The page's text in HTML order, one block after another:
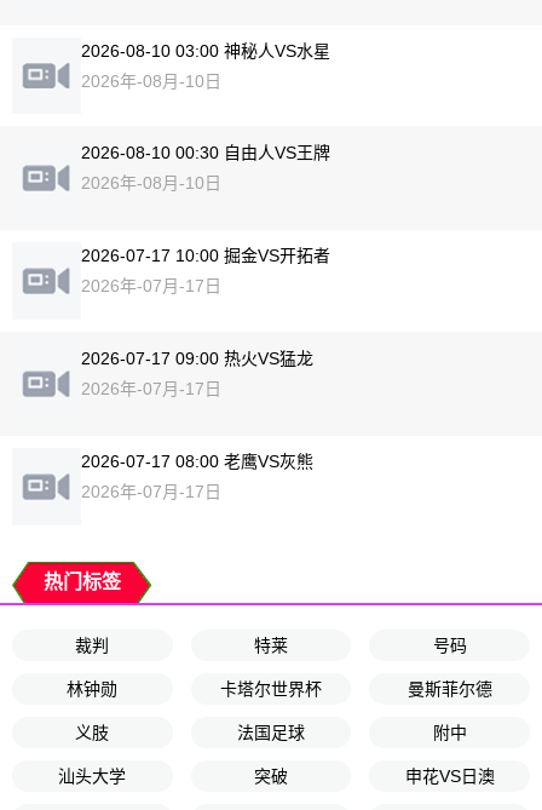
2026-08-10 03:00 神秘人VS水星
2026年-08月-10日
2026-08-10 00:30 自由人VS王牌
2026年-08月-10日
2026-07-17 10:00 掘金VS开拓者
2026年-07月-17日
2026-07-17 09:00 热火VS猛龙
2026年-07月-17日
2026-07-17 08:00 老鹰VS灰熊
2026年-07月-17日
热门标签
裁判 特莱 号码
林钟勋 卡塔尔世界杯 曼斯菲尔德
义肢 法国足球 附中
汕头大学 突破 申花VS日澳